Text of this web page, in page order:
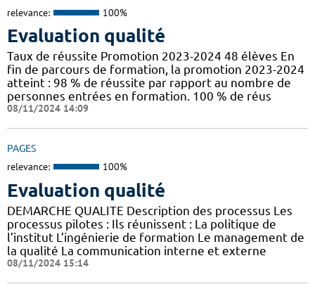
relevance: 100%
Evaluation qualité
Taux de réussite Promotion 2023-2024 48 élèves En
fin de parcours de formation, la promotion 2023-2024
atteint : 98 % de réussite par rapport au nombre de
personnes entrées en formation. 100 % de réus
08/11/2024 14:09
PAGES
relevance: 100%
Evaluation qualité
DEMARCHE QUALITE Description des processus Les
processus pilotes : Ils réunissent : La politique de
l’institut L’ingénierie de formation Le management de
la qualité La communication interne et externe
08/11/2024 15:14